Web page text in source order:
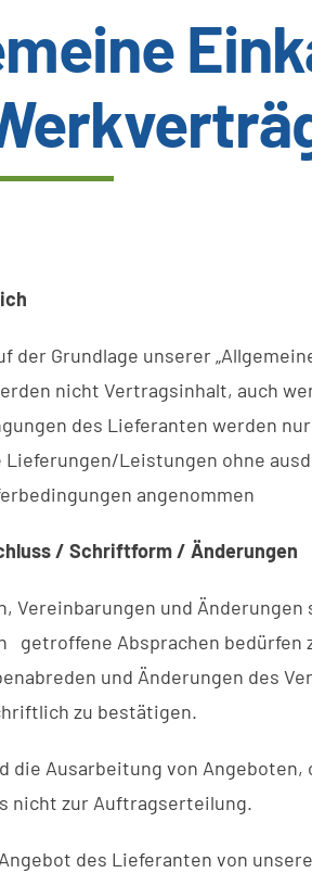
der Grundlage unserer
nicht Vertragsinhalt, auch
des Lieferanten werden
Lieferungen/Leistungen ohne
angenommen
/ Schriftform / Änderungen
Vereinbarungen und
getroffene Absprachen
und Änderungen des
zu bestätigen.
die Ausarbeitung von
nicht zur Auftragserteilung.
des Lieferanten von